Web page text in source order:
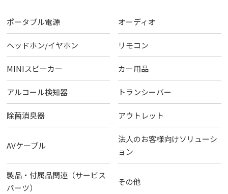
ポータブル電源 オーディオ
ヘッドホン/イヤホン リモコン
MINIスピーカー カー用品
アルコール検知器 トランシーバー
除菌消臭器 アウトレット
AVケーブル
法人のお客様向けソリューシ
ョン
製品・付属品関連（サービス
パーツ）
その他